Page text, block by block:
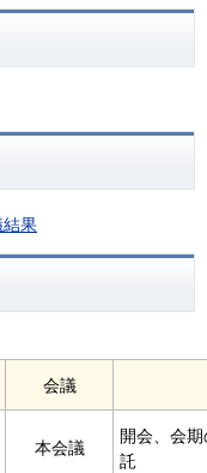
果
会議
本会議
開会、会
託